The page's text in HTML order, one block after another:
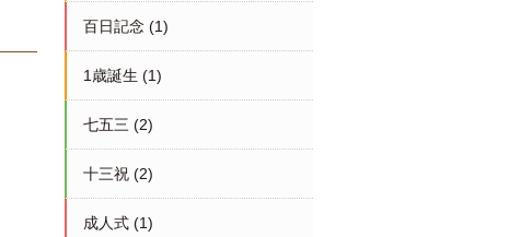
百日記念 (1)
1歳誕生 (1)
七五三 (2)
十三祝 (2)
成人式 (1)